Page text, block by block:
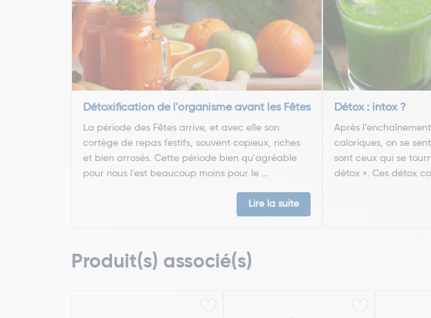
Détoxification de l'organisme avant les Fêtes
La période des Fêtes arrive, et avec elle son
cortège de repas festifs, souvent copieux, riches
et bien arrosés. Cette période bien qu'agréable
pour nous l'est beaucoup moins pour le ...
Lire la suite
Détox : intox ?
Après
caloriques, on se
sont ceux qui se
détox ». Ces détox
Produit(s) associé(s)